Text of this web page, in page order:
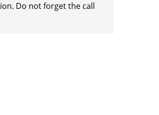
Do not forget the call